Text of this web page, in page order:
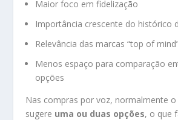
Maior foco em fidelização
Importância crescente do histórico
Relevância das marcas “top of
Menos espaço para comparação
opções
Nas compras por voz, normalmente
sugere uma ou duas opções, o que